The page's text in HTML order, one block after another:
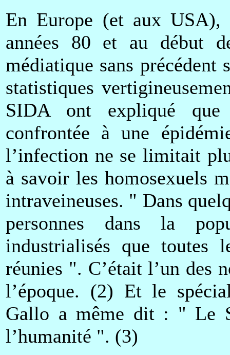
En Europe (et aux
années 80 et au début
médiatique sans
statistiques
SIDA ont expliqué
confrontée à une
l’infection ne se limitait
à savoir les homosexuels
intraveineuses. " Dans
personnes dans la
industrialisés que toutes
réunies ". C’était l’un des
l’époque. (2) Et le
Gallo a même dit : " Le
l’humanité ". (3)